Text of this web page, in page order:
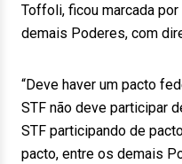
Toffoli, ficou marcada
demais Poderes, com
“Deve haver um pacto
STF não deve participar
STF participando de
pacto, entre os demais